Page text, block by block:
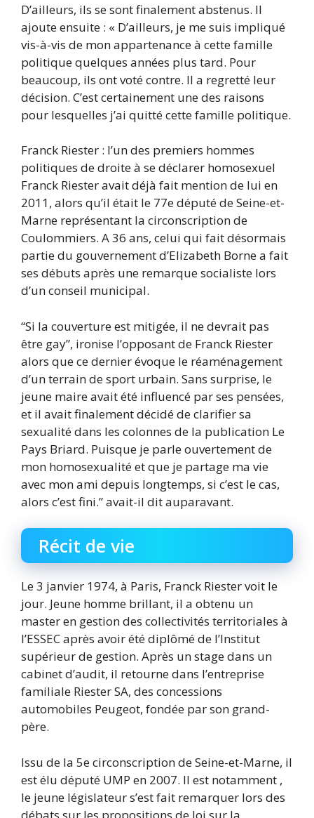
D’ailleurs, ils se sont finalement abstenus. Il
ajoute ensuite : « D’ailleurs, je me suis impliqué
vis-à-vis de mon appartenance à cette famille
politique quelques années plus tard. Pour
beaucoup, ils ont voté contre. Il a regretté leur
décision. C’est certainement une des raisons
pour lesquelles j’ai quitté cette famille politique.
Franck Riester : l’un des premiers hommes
politiques de droite à se déclarer homosexuel
Franck Riester avait déjà fait mention de lui en
2011, alors qu’il était le 77e député de Seine-et-
Marne représentant la circonscription de
Coulommiers. A 36 ans, celui qui fait désormais
partie du gouvernement d’Elizabeth Borne a fait
ses débuts après une remarque socialiste lors
d’un conseil municipal.
“Si la couverture est mitigée, il ne devrait pas
être gay”, ironise l’opposant de Franck Riester
alors que ce dernier évoque le réaménagement
d’un terrain de sport urbain. Sans surprise, le
jeune maire avait été influencé par ses pensées,
et il avait finalement décidé de clarifier sa
sexualité dans les colonnes de la publication Le
Pays Briard. Puisque je parle ouvertement de
mon homosexualité et que je partage ma vie
avec mon ami depuis longtemps, si c’est le cas,
alors c’est fini.” avait-il dit auparavant.
Récit de vie
Le 3 janvier 1974, à Paris, Franck Riester voit le
jour. Jeune homme brillant, il a obtenu un
master en gestion des collectivités territoriales à
l’ESSEC après avoir été diplômé de l’Institut
supérieur de gestion. Après un stage dans un
cabinet d’audit, il retourne dans l’entreprise
familiale Riester SA, des concessions
automobiles Peugeot, fondée par son grand-
père.
Issu de la 5e circonscription de Seine-et-Marne, il
est élu député UMP en 2007. Il est notamment ,
le jeune législateur s’est fait remarquer lors des
débats sur les propositions de loi sur la